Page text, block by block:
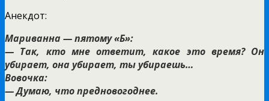
Анекдот:
Мариванна — пятому «Б»:
— Так, кто мне ответит, какое это время? Он
убирает, она убирает, ты убираешь…
Вовочка:
— Думаю, что предновогоднее.